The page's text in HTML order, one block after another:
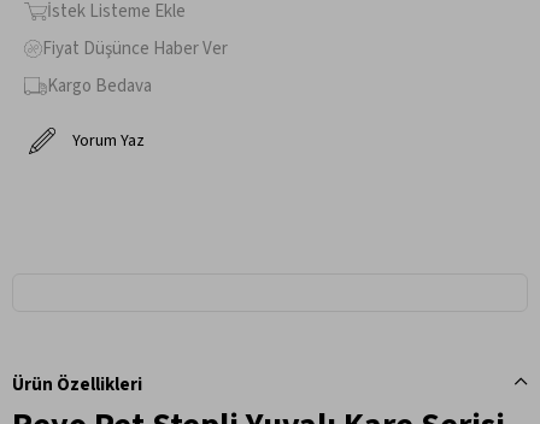
İstek Listeme Ekle
Fiyat Düşünce Haber Ver
Kargo Bedava
Yorum Yaz
Ürün Özellikleri